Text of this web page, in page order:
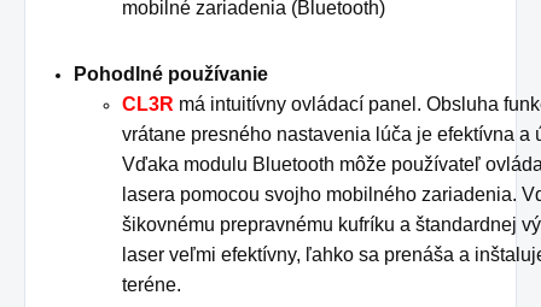
mobilné zariadenia (Bluetooth)
Pohodlné používanie
CL3R má intuitívny ovládací panel. Obsluha
vrátane presného nastavenia lúča je efektívna a
Vďaka modulu Bluetooth môže používateľ
lasera pomocou svojho mobilného zariadenia.
šikovnému prepravnému kufríku a štandardnej
laser veľmi efektívny, ľahko sa prenáša a
teréne.